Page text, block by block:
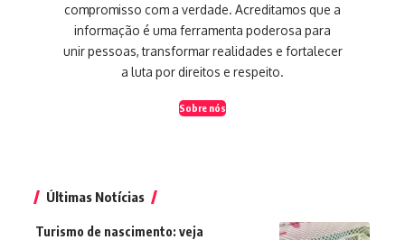
compromisso com a verdade. Acreditamos que a
informação é uma ferramenta poderosa para
unir pessoas, transformar realidades e fortalecer
a luta por direitos e respeito.
Sobre nós
Últimas Notícias
Turismo de nascimento: veja